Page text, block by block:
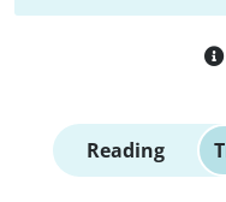
Reading